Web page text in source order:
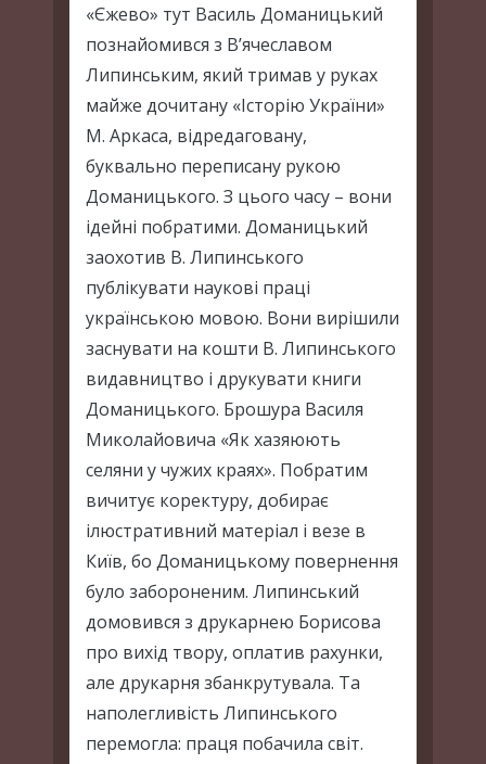
«Єжево» тут Василь Доманицький
познайомився з В’ячеславом
Липинським, який тримав у руках
майже дочитану «Історію України»
М. Аркаса, відредаговану,
буквально переписану рукою
Доманицького. З цього часу – вони
ідейні побратими. Доманицький
заохотив В. Липинського
публікувати наукові праці
українською мовою. Вони вирішили
заснувати на кошти В. Липинського
видавництво і друкувати книги
Доманицького. Брошура Василя
Миколайовича «Як хазяюють
селяни у чужих краях». Побратим
вичитує коректуру, добирає
ілюстративний матеріал і везе в
Київ, бо Доманицькому повернення
було забороненим. Липинський
домовився з друкарнею Борисова
про вихід твору, оплатив рахунки,
але друкарня збанкрутувала. Та
наполегливість Липинського
перемогла: праця побачила світ.